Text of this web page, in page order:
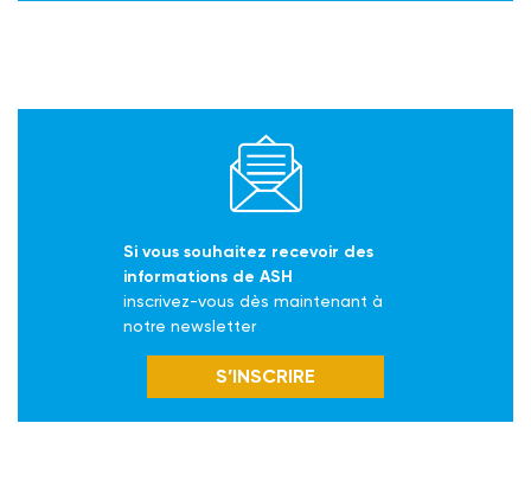
Si vous souhaitez recevoir des
informations de ASH
inscrivez-vous dès maintenant à
notre newsletter
S’INSCRIRE